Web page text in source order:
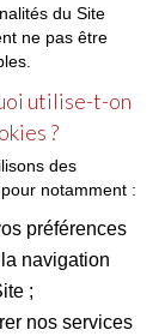
du Site
ne pas être
utilise-t-on
?
des
notamment :
préférences
la navigation
;
nos services